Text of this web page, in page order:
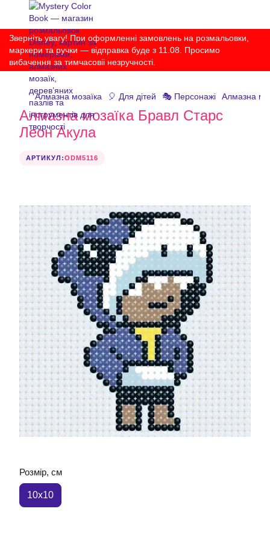
Зверніть увагу! При оформленні замовлень на розмальовки,
маркери та ручки — відправка буде з 11.08. Просимо
вибачення за тимчасовіі незручності.
Алмазна мозаїка 🎈 Для дітей 🎭 Персонажі Алмазна
Алмазна мозаїка Бравл Старс
Леон Акула
АРТИКУЛ:ODM5116
Розмір, см
10x10